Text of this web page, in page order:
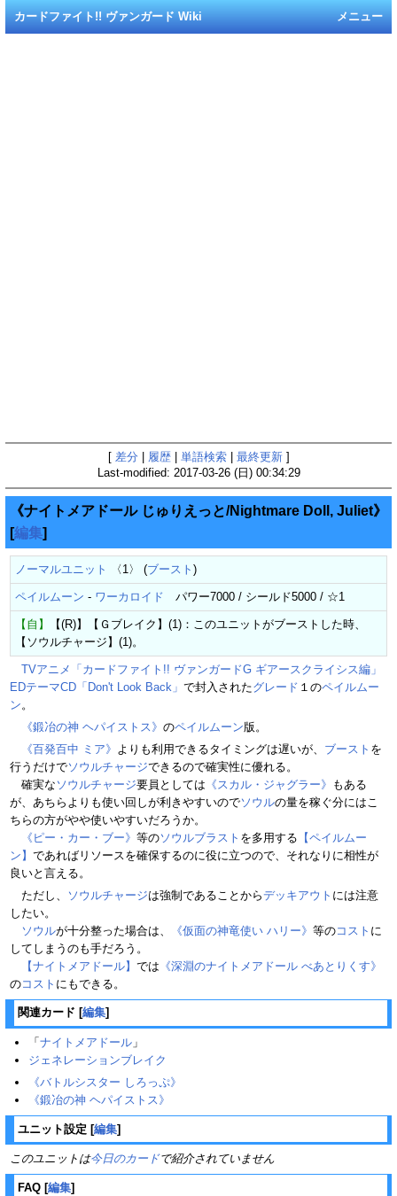
メニュー
カードファイト!! ヴァンガード Wiki
[ 差分 履歴| 単語検索| 最終更新]
Last-modified: 2017-03-26 (日) 00:34:29
《ナイトメアドール じゅりえっと/Nightmare Doll, Juliet》
[編集]
ノーマルユニット 〈1〉 (ブースト )
ペイルムーン - ワーカロイド パワー7000 / シールド5000 / ☆1
【自】
【(R)】【Ｇブレイク】(1)：このユニットがブーストした時、
【ソウルチャージ】(1)。
TVアニメ「カードファイト!! ヴァンガードG ギアースクライシス編」
EDテーマCD「Don't Look Back」 で封入されたグレード １のペイルムー
ン。
《鍛冶の神 ヘパイストス》 のペイルムーン版。
《百発百中 ミア》 よりも利用できるタイミングは遅いが、 ブースト を
行うだけでソウルチャージできるので確実性に優れる。
確実な ソウルチャージ要員としては 《スカル・ジャグラー》 もある
が、あちらよりも使い回しが利きやすいのでソウルの量を稼ぐ分にはこ
ちらの方がやや使いやすいだろうか。
《ピー・カー・ブー》 等のソウルブラスト を多用する 【ペイルムー
ン】 であればリソースを確保するのに役に立つので、それなりに相性が
良いと言える。
ただし、
ソウルチャージは強制であることからデッキアウト には注意
したい。
ソウルが十分整った場合は、 《仮面の神竜使い ハリー》 等のコスト に
してしまうのも手だろう。
【ナイトメアドール】 では 《深淵のナイトメアドール べあとりくす》
のコスト にもできる。
関連カード [編集]
「 ナイトメアドール 」
ジェネレーションブレイク
《バトルシスター しろっぷ》
《鍛冶の神 ヘパイストス》
ユニット設定 [編集]
このユニットは今日のカードで紹介されていません
FAQ [編集]